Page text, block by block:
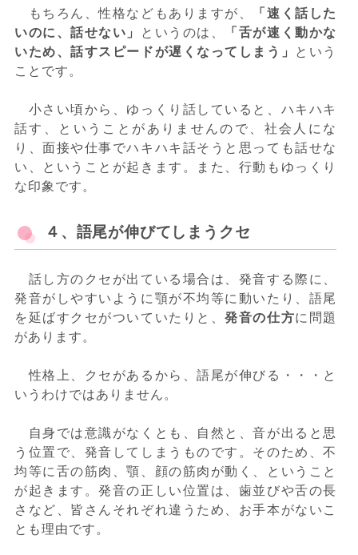
もちろん、性格などもありますが、
「速く話した
いのに、話せない」 というのは、
「舌が速く動かな
いため、話すスピードが遅くなってしまう」 という
ことです。
小さい頃から、ゆっくり話していると、ハキハキ
話す、ということがありませんので、社会人にな
り、面接や仕事でハキハキ話そうと思っても話せな
い、ということが起きます。また、行動もゆっくり
な印象です。
４、語尾が伸びてしまうクセ
話し方のクセが出ている場合は、発音する際に、
発音がしやすいように顎が不均等に動いたり、語尾
を延ばすクセがついていたりと、発音の仕方に問題
があります。
性格上、クセがあるから、語尾が伸びる・・・と
いうわけではありません。
自身では意識がなくとも、自然と、音が出ると思
う位置で、発音してしまうものです。そのため、不
均等に舌の筋肉、顎、顔の筋肉が動く、ということ
が起きます。発音の正しい位置は、歯並びや舌の長
さなど、皆さんそれぞれ違うため、お手本がないこ
とも理由です。